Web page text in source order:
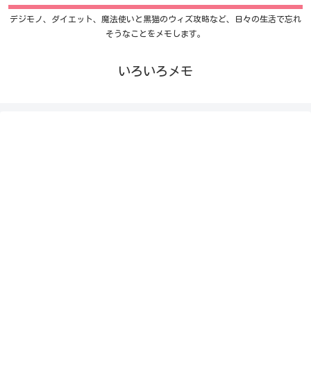
デジモノ、ダイエット、魔法使いと黒猫のウィズ攻略など、日々の生活で忘れ
そうなことをメモします。
いろいろメモ